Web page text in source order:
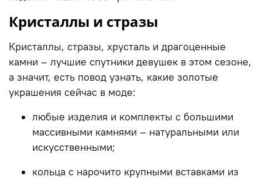
Кристаллы и стразы
Кристаллы, стразы, хрусталь и драгоценные
камни – лучшие спутники девушек в этом сезоне,
а значит, есть повод узнать, какие золотые
украшения сейчас в моде:
любые изделия и комплекты с большими
массивными камнями – натуральными или
искусственными;
кольца с нарочито крупными вставками из